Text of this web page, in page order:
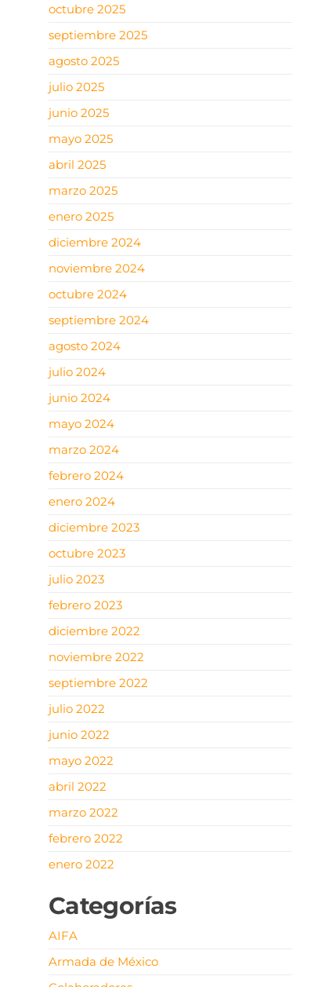
octubre 2025
septiembre 2025
agosto 2025
julio 2025
junio 2025
mayo 2025
abril 2025
marzo 2025
enero 2025
diciembre 2024
noviembre 2024
octubre 2024
septiembre 2024
agosto 2024
julio 2024
junio 2024
mayo 2024
marzo 2024
febrero 2024
enero 2024
diciembre 2023
octubre 2023
julio 2023
febrero 2023
diciembre 2022
noviembre 2022
septiembre 2022
julio 2022
junio 2022
mayo 2022
abril 2022
marzo 2022
febrero 2022
enero 2022
Categorías
AIFA
Armada de México